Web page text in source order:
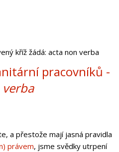
kříž žádá: acta non verba
pracovníků -
a přestože mají jasná pravidla
právem, jsme svědky utrpení